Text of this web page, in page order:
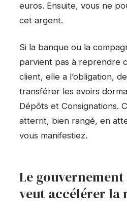
euros. Ensuite, vous ne
cet argent.
Si la banque ou la
parvient pas à reprendre
client, elle a l’obligation,
transférer les avoirs
Dépôts et Consignations.
atterrit, bien rangé, en
vous manifestiez.
Le gouvernement
veut accélérer la